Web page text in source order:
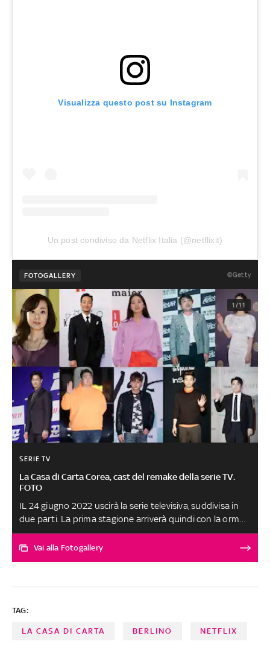
Visualizza questo post su Instagram
Un post condiviso da Netflix Italia (@netflixit)
FOTOGALLERY ©Getty
1/11
SERIE TV
La Casa di Carta Corea, cast del remake della serie TV.
FOTO
IL 24 giugno 2022 uscirà la serie televisiva, suddivisa in
due parti. La prima stagione arriverà quindi con la ormai
consueta formula della Parte 1 e Parte 2, motivo per cui
per guardare gli episodi finali si dovrà aspettare ancora
Ecco tutti gli attori e le attrici del cast, tra cui spiccano
Sun di “Lost”) e Park Hae-soo (Cho Sang-woo in Squid
Vai alla Fotogallery
TAG:
LA CASA DI CARTA BERLINO NETFLIX